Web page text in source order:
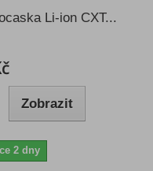
Li-ion CXT...
Zobrazit
2 dny